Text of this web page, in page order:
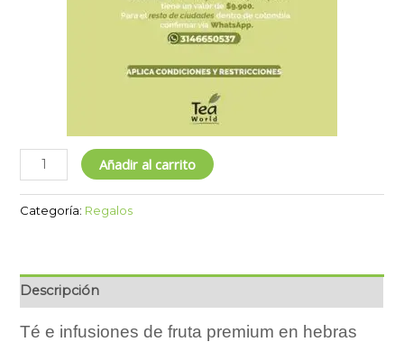
Añadir al carrito
Categoría: Regalos
Descripción
Té e infusiones de fruta premium en hebras